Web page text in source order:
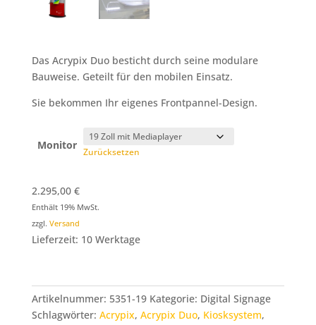
Das Acrypix Duo besticht durch seine modulare
Bauweise. Geteilt für den mobilen Einsatz.
Sie bekommen Ihr eigenes Frontpannel-Design.
Monitor
Zurücksetzen
2.295,00 €
Enthält 19% MwSt.
zzgl. Versand
Lieferzeit: 10 Werktage
Artikelnummer: 5351-19 Kategorie: Digital Signage
Schlagwörter: Acrypix, Acrypix Duo, Kiosksystem,